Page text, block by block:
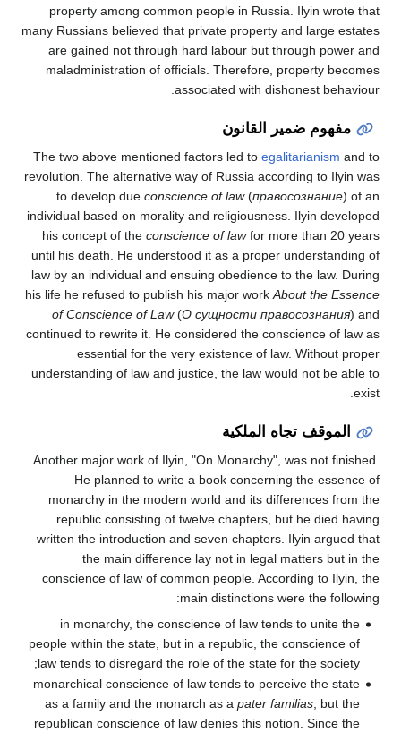
property among common people in Russia. Ilyin wrote that
many Russians believed that private property and large estates
are gained not through hard labour but through power and
maladministration of officials. Therefore, property becomes
associated with dishonest behaviour.
مفهوم ضمير القانون
The two above mentioned factors led to egalitarianism and to
revolution. The alternative way of Russia according to Ilyin was
to develop due conscience of law(правосознание) of an
individual based on morality and religiousness. Ilyin developed
his concept of the conscience of lawfor more than 20 years
until his death. He understood it as a proper understanding of
law by an individual and ensuing obedience to the law. During
his life he refused to publish his major work About the Essence
of Conscience of Law(О сущности правосознания) and
continued to rewrite it. He considered the conscience of law as
essential for the very existence of law. Without proper
understanding of law and justice, the law would not be able to
exist.
الموقف تجاه الملكية
Another major work of Ilyin, "On Monarchy", was not finished.
He planned to write a book concerning the essence of
monarchy in the modern world and its differences from the
republic consisting of twelve chapters, but he died having
written the introduction and seven chapters. Ilyin argued that
the main difference lay not in legal matters but in the
conscience of law of common people. According to Ilyin, the
main distinctions were the following:
in monarchy, the conscience of law tends to unite the
people within the state, but in a republic, the conscience of
law tends to disregard the role of the state for the society;
monarchical conscience of law tends to perceive the state
as a family and the monarch as a pater familias, but the
republican conscience of law denies this notion. Since the